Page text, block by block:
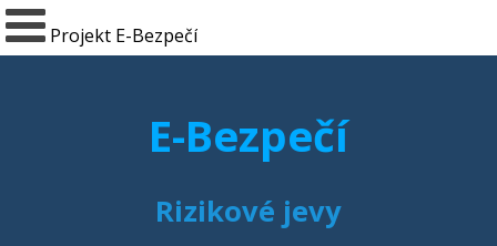
Projekt E-Bezpečí
E-Bezpečí
Rizikové jevy